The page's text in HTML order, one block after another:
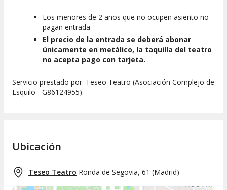
Los menores de 2 años que no ocupen asiento no
pagan entrada.
El precio de la entrada se deberá abonar
únicamente en metálico, la taquilla del teatro
no acepta pago con tarjeta.
Servicio prestado por: Teseo Teatro (Asociación Complejo de
Esquilo - G86124955).
Ubicación
Teseo Teatro Ronda de Segovia, 61 (Madrid)